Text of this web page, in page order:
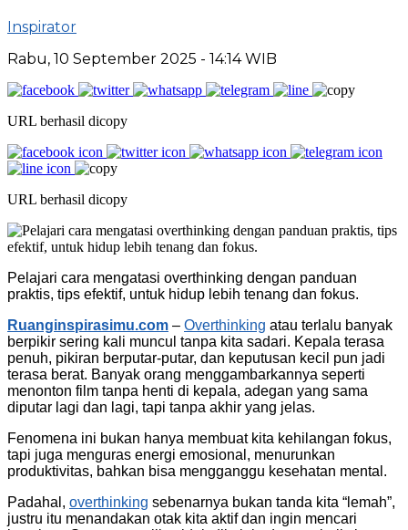
Inspirator
Rabu, 10 September 2025 - 14:14 WIB
URL berhasil dicopy
URL berhasil dicopy
Pelajari cara mengatasi overthinking dengan panduan
praktis, tips efektif, untuk hidup lebih tenang dan fokus.
Ruanginspirasimu.com – Overthinking atau terlalu banyak
berpikir sering kali muncul tanpa kita sadari. Kepala terasa
penuh, pikiran berputar-putar, dan keputusan kecil pun jadi
terasa berat. Banyak orang menggambarkannya seperti
menonton film tanpa henti di kepala, adegan yang sama
diputar lagi dan lagi, tapi tanpa akhir yang jelas.
Fenomena ini bukan hanya membuat kita kehilangan fokus,
tapi juga menguras energi emosional, menurunkan
produktivitas, bahkan bisa mengganggu kesehatan mental.
Padahal, overthinking sebenarnya bukan tanda kita “lemah”,
justru itu menandakan otak kita aktif dan ingin mencari